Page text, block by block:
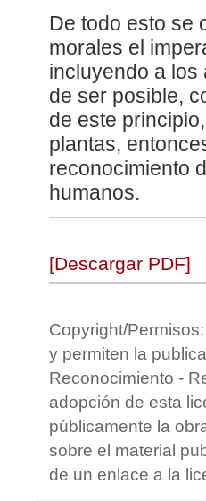
De todo esto se
morales el
incluyendo a los
de ser posible,
de este
plantas,
reconocimiento
humanos.
[Descargar PDF]
Copyright/
y permiten la
Reconocimiento -
adopción de esta
públicamente la
sobre el material
de un enlace a la